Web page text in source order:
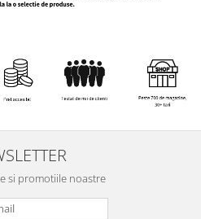
si promotiile noastre